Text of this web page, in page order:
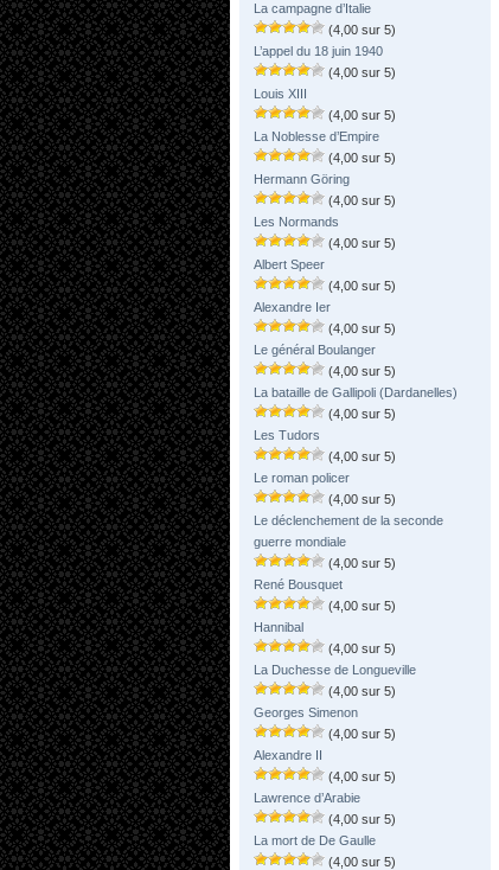
La campagne d’Italie
(4,00 sur 5)
L’appel du 18 juin 1940
(4,00 sur 5)
Louis XIII
(4,00 sur 5)
La Noblesse d’Empire
(4,00 sur 5)
Hermann Göring
(4,00 sur 5)
Les Normands
(4,00 sur 5)
Albert Speer
(4,00 sur 5)
Alexandre Ier
(4,00 sur 5)
Le général Boulanger
(4,00 sur 5)
La bataille de Gallipoli (Dardanelles)
(4,00 sur 5)
Les Tudors
(4,00 sur 5)
Le roman policer
(4,00 sur 5)
Le déclenchement de la seconde
guerre mondiale
(4,00 sur 5)
René Bousquet
(4,00 sur 5)
Hannibal
(4,00 sur 5)
La Duchesse de Longueville
(4,00 sur 5)
Georges Simenon
(4,00 sur 5)
Alexandre II
(4,00 sur 5)
Lawrence d’Arabie
(4,00 sur 5)
La mort de De Gaulle
(4,00 sur 5)